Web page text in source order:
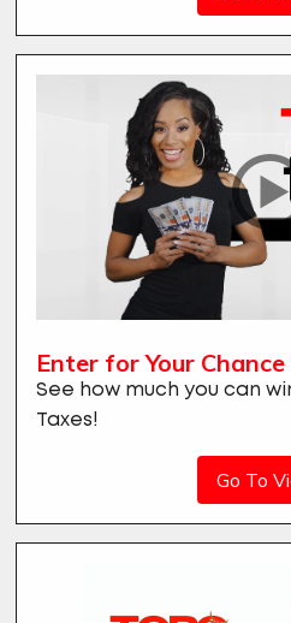
Enter for Your
See how much you can
Taxes!
Go To